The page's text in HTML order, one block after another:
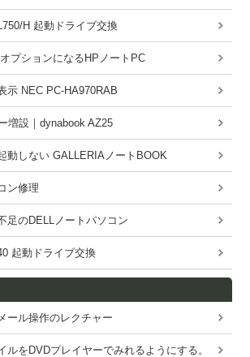
H 起動ドライブ交換
プションになるHPノートPC
示 NEC PC-HA970RAB
増設｜dynabook AZ25
動しない GALLERIAノートBOOK
ン修理
足のDELLノートパソコン
起動ドライブ交換
ル操作のレクチャー
ルをDVDプレイヤーでみれるようにする。